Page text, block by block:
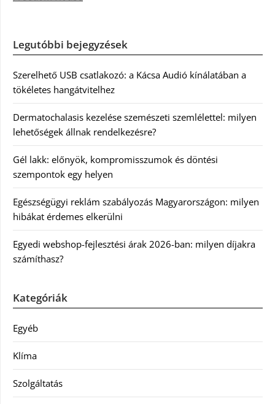
Legutóbbi bejegyzések
Szerelhető USB csatlakozó: a Kácsa Audió kínálatában a
tökéletes hangátvitelhez
Dermatochalasis kezelése szemészeti szemlélettel: milyen
lehetőségek állnak rendelkezésre?
Gél lakk: előnyök, kompromisszumok és döntési
szempontok egy helyen
Egészségügyi reklám szabályozás Magyarországon: milyen
hibákat érdemes elkerülni
Egyedi webshop-fejlesztési árak 2026-ban: milyen díjakra
számíthasz?
Kategóriák
Egyéb
Klíma
Szolgáltatás